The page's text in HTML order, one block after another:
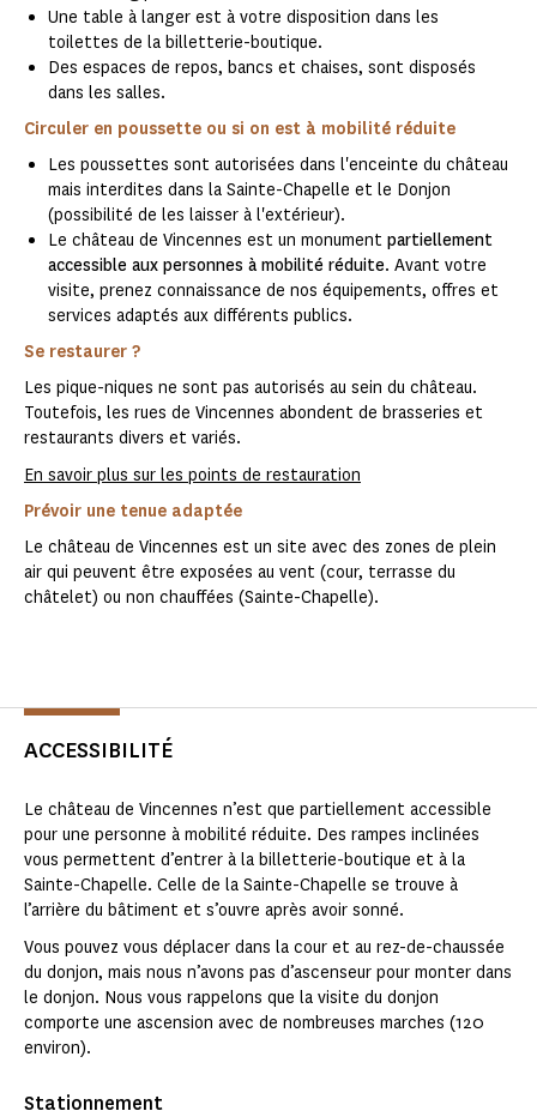
Une table à langer est à votre disposition dans les
toilettes de la billetterie-boutique.
Des espaces de repos, bancs et chaises, sont disposés
dans les salles.
Circuler en poussette ou si on est à mobilité réduite
Les poussettes sont autorisées dans l'enceinte du château
mais interdites dans la Sainte-Chapelle et le Donjon
(possibilité de les laisser à l'extérieur).
Le château de Vincennes est un monument partiellement
accessible aux personnes à mobilité réduite. Avant votre
visite, prenez connaissance de nos équipements, offres et
services adaptés aux différents publics.
Se restaurer ?
Les pique-niques ne sont pas autorisés au sein du château.
Toutefois, les rues de Vincennes abondent de brasseries et
restaurants divers et variés.
En savoir plus sur les points de restauration
Prévoir une tenue adaptée
Le château de Vincennes est un site avec des zones de plein
air qui peuvent être exposées au vent (cour, terrasse du
châtelet) ou non chauffées (Sainte-Chapelle).
ACCESSIBILITÉ
Le château de Vincennes n’est que partiellement accessible
pour une personne à mobilité réduite. Des rampes inclinées
vous permettent d’entrer à la billetterie-boutique et à la
Sainte-Chapelle. Celle de la Sainte-Chapelle se trouve à
l’arrière du bâtiment et s’ouvre après avoir sonné.
Vous pouvez vous déplacer dans la cour et au rez-de-chaussée
du donjon, mais nous n’avons pas d’ascenseur pour monter dans
le donjon. Nous vous rappelons que la visite du donjon
comporte une ascension avec de nombreuses marches (120
environ).
Stationnement